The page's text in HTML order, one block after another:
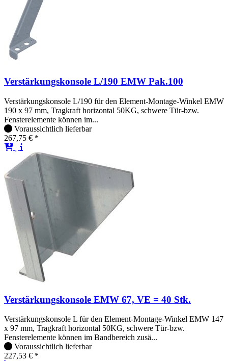
Verstärkungskonsole L/190 EMW Pak.100
Verstärkungskonsole L/190 für den Element-Montage-Winkel EMW
190 x 97 mm, Tragkraft horizontal 50KG, schwere Tür-bzw.
Fensterelemente können im...
Voraussichtlich lieferbar
267,75 € *
Verstärkungskonsole EMW 67, VE = 40 Stk.
Verstärkungskonsole L für den Element-Montage-Winkel EMW 147
x 97 mm, Tragkraft horizontal 50KG, schwere Tür-bzw.
Fensterelemente können im Bandbereich zusä...
Voraussichtlich lieferbar
227,53 € *